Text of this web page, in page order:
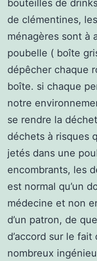
bouteilles de
de clémentines,
ménagères sont à
poubelle ( boîte
dépêcher chaque
boîte. si chaque
notre
se rendre la
déchets à risques
jetés dans une
encombrants, les
est normal qu’un
médecine et non
d’un patron, de
d’accord sur le
nombreux